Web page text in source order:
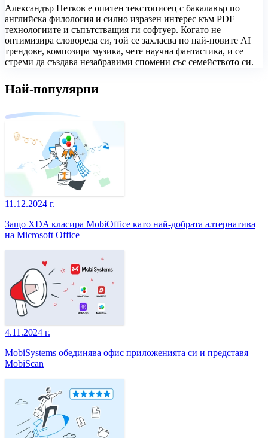
Александър Петков е опитен текстописец с бакалавър по
английска филология и силно изразен интерес към PDF
технологиите и съпътстващия ги софтуер. Когато не
оптимизира словореда си, той се захласва по най-новите AI
трендове, композира музика, чете научна фантастика, и се
стреми да създава незабравими спомени със семейството си.
Най-популярни
11.12.2024 г.
Защо XDA класира MobiOffice като най-добрата алтернатива
на Microsoft Office
4.11.2024 г.
MobiSystems обединява офис приложенията си и представя
MobiScan